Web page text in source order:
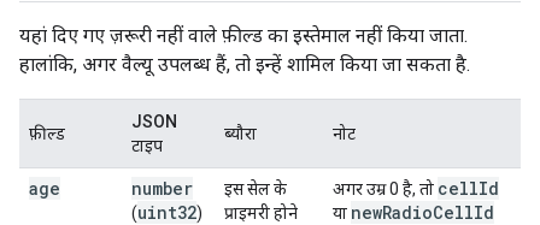
यहां दिए गए ज़रूरी नहीं वाले फ़ील्ड का इस्तेमाल नहीं किया जाता.
हालांकि, अगर वैल्यू उपलब्ध हैं, तो इन्हें शामिल किया जा सकता है.
फ़ील्ड
JSON
टाइप
ब्यौरा नोट
age number
(uint32)
इस सेल के
प्राइमरी होने
अगर उम्र 0 है, तो cellId
या newRadioCellId